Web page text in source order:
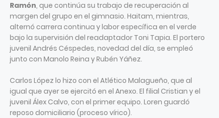
Ramón, que continúa su trabajo de recuperación al
margen del grupo en el gimnasio. Haitam, mientras,
alternó carrera continua y labor específica en el verde
bajo la supervisión del readaptador Toni Tapia. El portero
juvenil Andrés Céspedes, novedad del día, se empleó
junto con Manolo Reina y Rubén Yáñez.
Carlos López lo hizo con el Atlético Malagueño, que al
igual que ayer se ejercitó en el Anexo. El filial Cristian y el
juvenil Álex Calvo, con el primer equipo. Loren guardó
reposo domiciliario (proceso vírico).